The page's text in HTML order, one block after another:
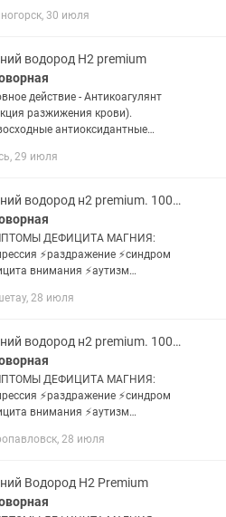
ом году этому учёному присудили
30 июля
водород H2 premium
действие - Антикоагулянт
разжижения крови).
антиоксидантные
и доказаны в 2007 году
29 июля
Магний водород н2 premium. 100% оригинал. доставка
ДЕФИЦИТА МАГНИЯ:
⚡️раздражение ⚡️синдром
внимания ⚡️аутизм
⚡️мышечное подергивание
28 июля
Магний водород н2 premium. 100 %. оригинал. доставка
ДЕФИЦИТА МАГНИЯ:
⚡️раздражение ⚡️синдром
внимания ⚡️аутизм
⚡️мышечное подергивание
28 июля
Водород Н2 Premium